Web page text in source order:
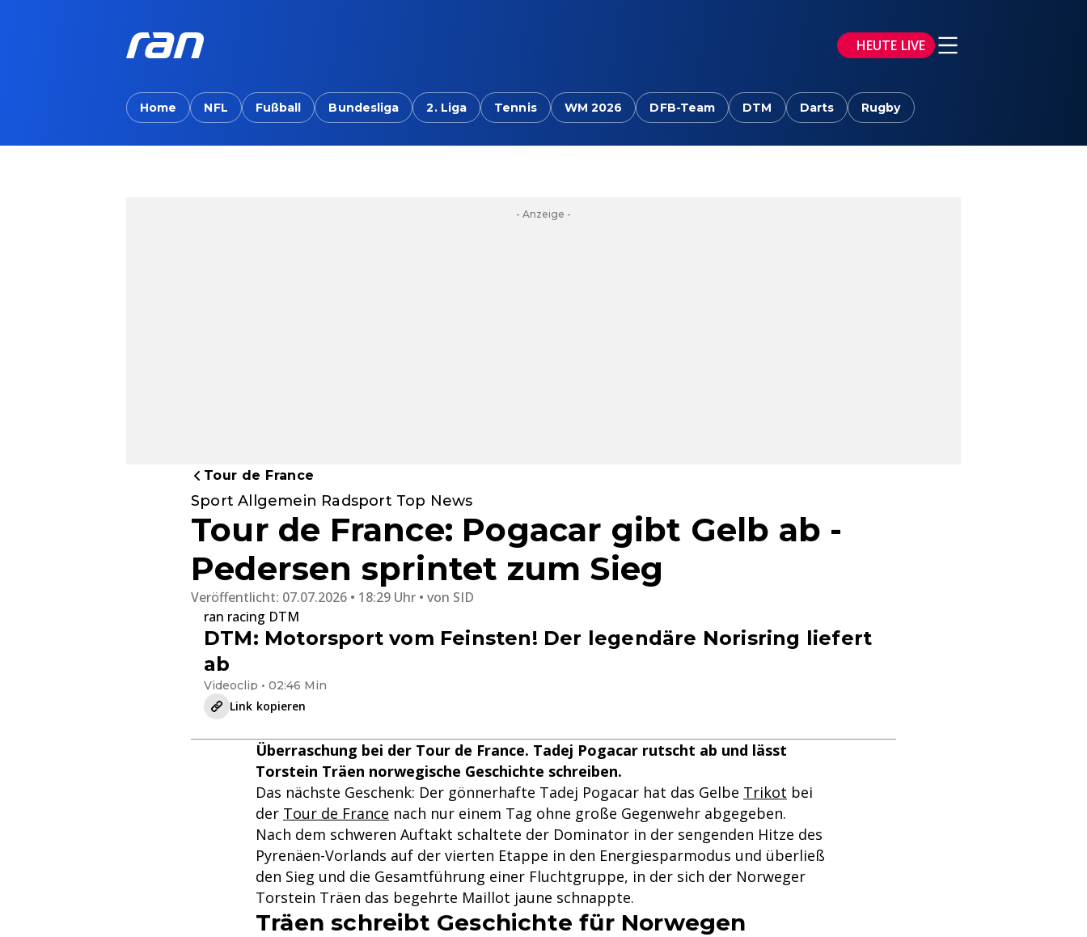
HEUTE LIVE
Home NFL Fußball Bundesliga 2. Liga Tennis WM 2026 DFB-Team DTM Darts Rugby
- Anzeige -
Tour de France
Sport Allgemein Radsport Top News
Tour de France: Pogacar gibt Gelb ab -
Pedersen sprintet zum Sieg
Veröffentlicht: 07.07.2026 • 18:29 Uhr von SID
ran racing DTM
DTM: Motorsport vom Feinsten! Der legendäre Norisring liefert
ab
Videoclip • 02:46 Min
Link kopieren
Überraschung bei der Tour de France. Tadej Pogacar rutscht ab und lässt
Torstein Träen norwegische Geschichte schreiben.
Das nächste Geschenk: Der gönnerhafte Tadej Pogacar hat das Gelbe Trikot bei
der Tour de France nach nur einem Tag ohne große Gegenwehr abgegeben.
Nach dem schweren Auftakt schaltete der Dominator in der sengenden Hitze des
Pyrenäen-Vorlands auf der vierten Etappe in den Energiesparmodus und überließ
den Sieg und die Gesamtführung einer Fluchtgruppe, in der sich der Norweger
Torstein Träen das begehrte Maillot jaune schnappte.
Träen schreibt Geschichte für Norwegen